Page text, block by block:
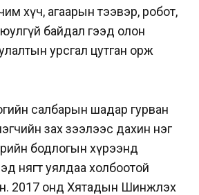
хүч, агаарын тээвэр, робот,
аюулгүй байдал гээд олон
урсгал цутган орж
сал­барын шадар гурван
зах зээлээс дахин нэг
бодлогын хүрээнд
нягт уялдаа холбоотой
2017 онд Хятадын Шинжлэх